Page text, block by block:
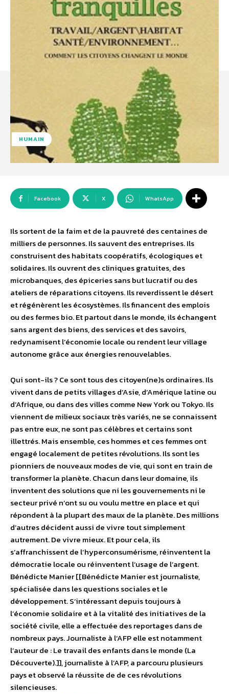
HUMAIN
Facebook X WhatsApp
Ils sortent de la faim et de la pauvreté des centaines de
milliers de personnes. Ils sauvent des entreprises. Ils
construisent des habitats coopératifs, écologiques et
solidaires. Ils ouvrent des cliniques gratuites, des
microbanques, des épiceries sans but lucratif ou des
ateliers de réparations citoyens. Ils reverdissent le désert
et régénèrent les écosystèmes. Ils financent des emplois
ou des fermes bio. Et partout dans le monde, ils échangent
sans argent des biens, des services et des savoirs,
redynamisent l’économie locale ou rendent leur village
autonome grâce aux énergies renouvelables.
Qui sont-ils ? Ce sont tous des citoyen(ne)s ordinaires. Ils
vivent dans de petits villages d’Asie, d’Amérique latine ou
d’Afrique, ou dans des villes comme New York ou Tokyo. Ils
viennent de milieux sociaux très variés, ne se connaissent
pas entre eux, ne sont pas célèbres et certains sont
illettrés. Mais ensemble, ces hommes et ces femmes ont
engagé localement de petites révolutions. Ils sont les
pionniers de nouveaux modes de vie, qui sont en train de
transformer la planète. Chacun dans leur domaine, ils
inventent des solutions que ni les gouvernements ni le
secteur privé n’ont su ou voulu mettre en place et qui
répondent à la plupart des maux de la planète. Des millions
d’autres décident aussi de vivre tout simplement
autrement. De vivre mieux. Et pour cela, ils
s’affranchissent de l’hyperconsumérisme, réinventent la
démocratie locale ou réinventent l’usage de l’argent.
Bénédicte Manier [[Bénédicte Manier est journaliste,
spécialisée dans les questions sociales et le
développement. S’intéressant depuis toujours à
l’économie solidaire et à la vitalité des initiatives de la
société civile, elle a effectuée des reportages dans de
nombreux pays. Journaliste à l’AFP elle est notamment
l’auteur de : Le travail des enfants dans le monde (La
Découverte).]], journaliste à l’AFP, a parcouru plusieurs
pays et observé la réussite de de ces révolutions
silencieuses.